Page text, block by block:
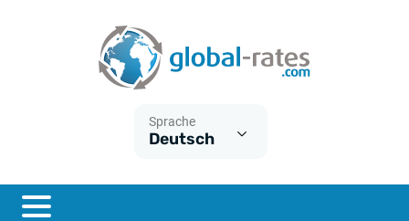
Sprache
Deutsch
ESTER
Was ist die VPI-Inflation?
Was ist die HVPI-Inflation?
Deutsche inflation
Historische Euribor-Sätze
Historische ESTER-Sätze
Historische SOFR-Sätze
Inflationsrechner